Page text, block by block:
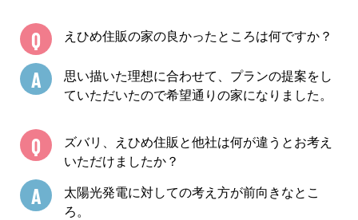
Q えひめ住販の家の良かったところは何ですか？
A
思い描いた理想に合わせて、プランの提案をし
ていただいたので希望通りの家になりました。
Q
ズバリ、えひめ住販と他社は何が違うとお考え
いただけましたか？
A
太陽光発電に対しての考え方が前向きなとこ
ろ。